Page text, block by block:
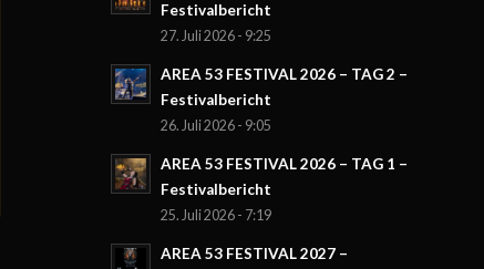
Festivalbericht
27. Juli 2026 - 9:25
AREA 53 FESTIVAL 2026 – TAG 2 –
Festivalbericht
26. Juli 2026 - 9:05
AREA 53 FESTIVAL 2026 – TAG 1 –
Festivalbericht
25. Juli 2026 - 7:19
AREA 53 FESTIVAL 2027 –